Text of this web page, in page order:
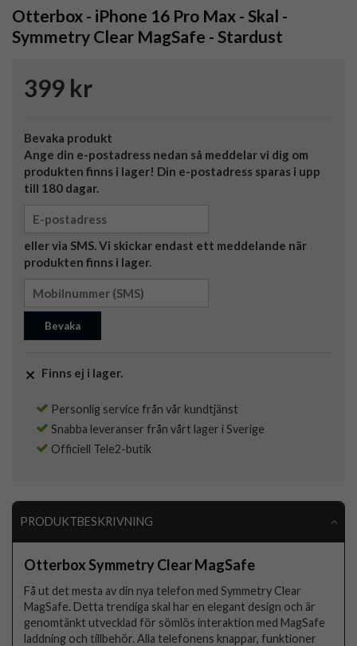
Otterbox - iPhone 16 Pro Max - Skal -
Symmetry Clear MagSafe - Stardust
399 kr
Bevaka produkt
Ange din e-postadress nedan så meddelar vi dig om
produkten finns i lager! Din e-postadress sparas i upp
till 180 dagar.
eller via SMS. Vi skickar endast ett meddelande när
produkten finns i lager.
Bevaka
Finns ej i lager.
Personlig service från vår kundtjänst
Snabba leveranser från vårt lager i Sverige
Officiell Tele2-butik
PRODUKTBESKRIVNING
Otterbox Symmetry Clear MagSafe
Få ut det mesta av din nya telefon med Symmetry Clear
MagSafe. Detta trendiga skal har en elegant design och är
genomtänkt utvecklad för sömlös interaktion med MagSafe
laddning och tillbehör. Alla telefonens knappar, funktioner